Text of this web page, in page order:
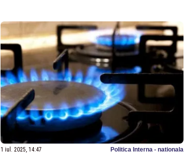
1 iul. 2025, 14:47 Politica Interna - nationala